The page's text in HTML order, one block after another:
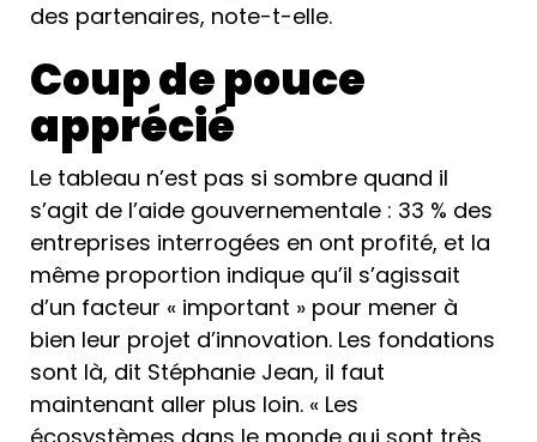
des partenaires, note-t-elle.
Coup de pouce
apprécié
Le tableau n’est pas si sombre quand il
s’agit de l’aide gouvernementale : 33 % des
entreprises interrogées en ont profité, et la
même proportion indique qu’il s’agissait
d’un facteur « important » pour mener à
bien leur projet d’innovation. Les fondations
sont là, dit Stéphanie Jean, il faut
maintenant aller plus loin. « Les